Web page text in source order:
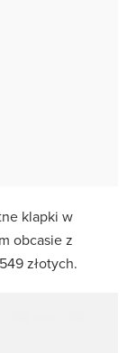
klapki w
obcasie z
złotych.